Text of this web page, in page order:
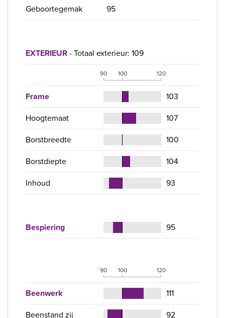
Geboortegemak 95
EXTERIEUR - Totaal exterieur: 109
90 100 120
Frame 103
Hoogtemaat 107
Borstbreedte 100
Borstdiepte 104
Inhoud 93
Bespiering 95
90 100 120
Beenwerk 111
Beenstand zij 92